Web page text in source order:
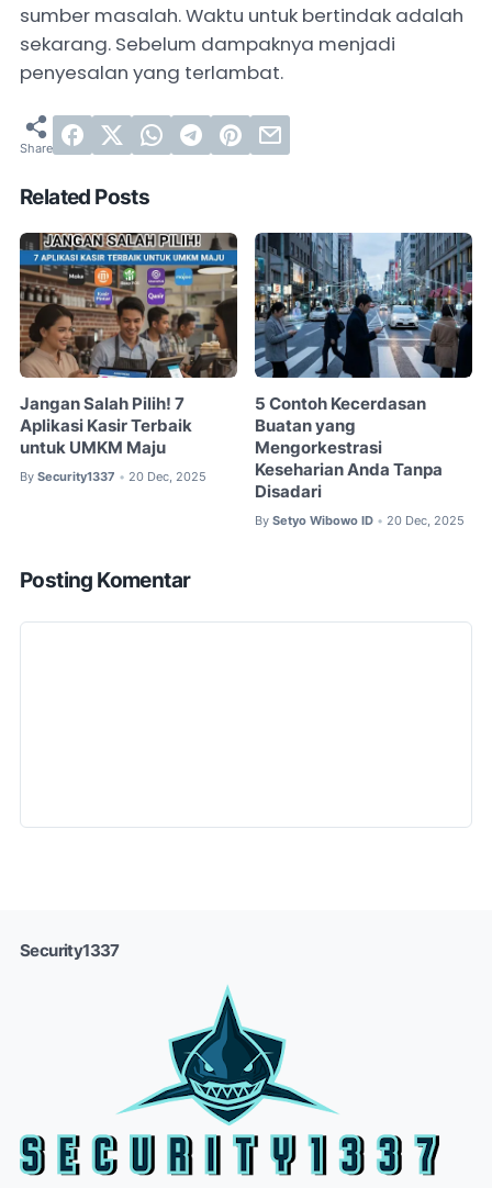
sumber masalah. Waktu untuk bertindak adalah
sekarang. Sebelum dampaknya menjadi
penyesalan yang terlambat.
Related Posts
Jangan Salah Pilih! 7
Aplikasi Kasir Terbaik
untuk UMKM Maju
By Security1337 • 20 Dec, 2025
5 Contoh Kecerdasan
Buatan yang
Mengorkestrasi
Keseharian Anda Tanpa
Disadari
By Setyo Wibowo ID • 20 Dec, 2025
Posting Komentar
Security1337